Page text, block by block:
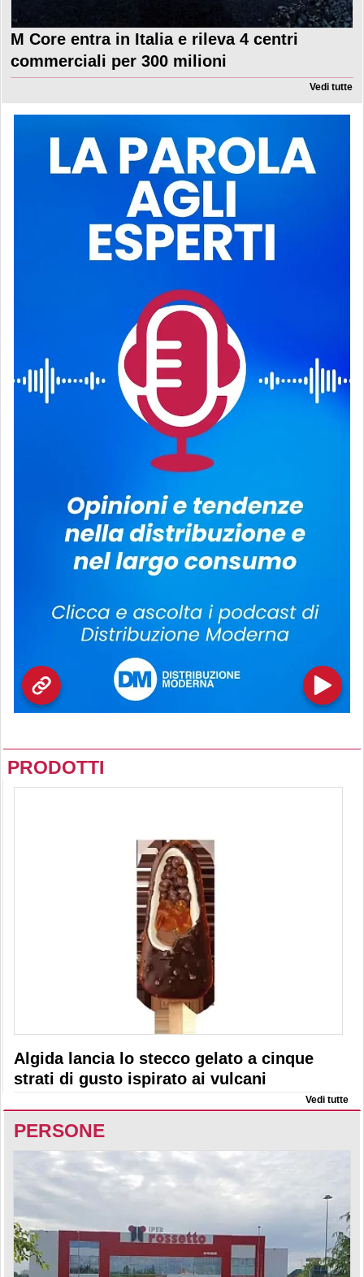
M Core entra in Italia e rileva 4 centri
commerciali per 300 milioni
Vedi tutte
PRODOTTI
Algida lancia lo stecco gelato a cinque
strati di gusto ispirato ai vulcani
Vedi tutte
PERSONE